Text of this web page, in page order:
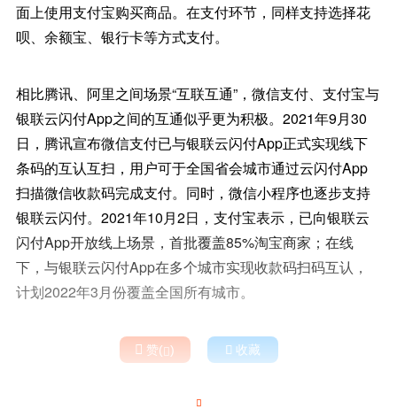
面上使用支付宝购买商品。在支付环节，同样支持选择花
呗、余额宝、银行卡等方式支付。
相比腾讯、阿里之间场景“互联互通”，微信支付、支付宝与
银联云闪付App之间的互通似乎更为积极。2021年9月30
日，腾讯宣布微信支付已与银联云闪付App正式实现线下
条码的互认互扫，用户可于全国省会城市通过云闪付App
扫描微信收款码完成支付。同时，微信小程序也逐步支持
银联云闪付。2021年10月2日，支付宝表示，已向银联云
闪付App开放线上场景，首批覆盖85%淘宝商家；在线
下，与银联云闪付App在多个城市实现收款码扫码互认，
计划2022年3月份覆盖全国所有城市。
 赞()  收藏
